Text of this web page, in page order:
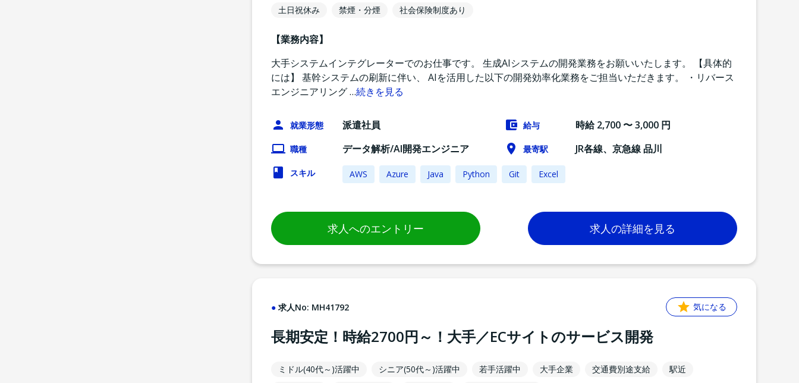
土日祝休み
禁煙・分煙 社会保険制度あり
【業務内容】
大手システムインテグレーターでのお仕事です。 生成AIシステムの開発業務をお願いいたします。 【具体的
には】 基幹システムの刷新に伴い、 AIを活用した以下の開発効率化業務をご担当いただきます。 ・リバース
エンジニアリング…続きを見る
就業形態 派遣社員 給与 時給 2,700 〜 3,000 円
職種 データ解析/AI開発エンジニア 最寄駅 JR各線、京急線 品川
スキル AWS Azure Java Python Git Excel
求人へのエントリー 求人の詳細を見る
求人No: MH41792 気になる
長期安定！時給2700円～！大手／ECサイトのサービス開発
ミドル(40代～)活躍中 シニア(50代～)活躍中 若手活躍中 大手企業 交通費別途支給
駅近